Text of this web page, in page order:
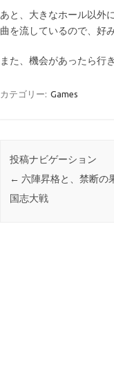
あと、大きなホール以外
曲を流しているので、好
また、機会があったら行
カテゴリー: Games
投稿ナビゲーション
← 六陣昇格と、禁断の
国志大戦